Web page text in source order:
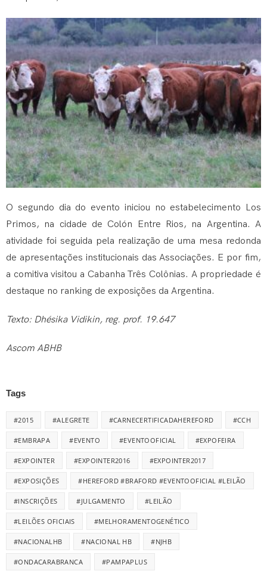
O segundo dia do evento iniciou no estabelecimento Los
Primos, na cidade de Colón Entre Rios, na Argentina. A
atividade foi seguida pela realização de uma mesa redonda
de apresentações institucionais das Associações. E por fim,
a comitiva visitou a Cabanha Três Colônias. A propriedade é
destaque no ranking de exposições da Argentina.
Texto: Dhésika Vidikin, reg. prof. 19.647
Ascom ABHB
Tags
#2015 #ALEGRETE #CARNECERTIFICADAHEREFORD #CCH
#EMBRAPA #EVENTO #EVENTOOFICIAL #EXPOFEIRA
#EXPOINTER #EXPOINTER2016 #EXPOINTER2017
#EXPOSIÇÕES #HEREFORD #BRAFORD #EVENTOOFICIAL #LEILÃO
#INSCRIÇÕES #JULGAMENTO #LEILÃO
#LEILÕES OFICIAIS #MELHORAMENTOGENÉTICO
#NACIONALHB #NACIONAL HB #NJHB
#ONDACARABRANCA #PAMPAPLUS